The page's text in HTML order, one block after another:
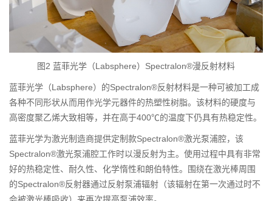
图2 蓝菲光学（Labsphere）Spectralon®漫反射材料
蓝菲光学（Labsphere）的Spectralon®反射材料是一种可被加工成
各种不同形状从而用作光学元器件的热塑性树脂。该材料的硬度与
高密度聚乙烯大致相等，并在高于400℃的温度下仍具有热稳定性。
蓝菲光学为激光制造商提供定制款Spectralon®激光泵浦腔，该
Spectralon®激光泵浦腔工作时以漫反射为主。使用过程中具有非常
好的热稳定性、耐久性、化学惰性和朗伯特性。围绕在激光棒周围
的Spectralon®反射器通过反射泵浦辐射（该辐射在第一次通过时不
会被激光棒吸收）来再次提高泵浦效率。